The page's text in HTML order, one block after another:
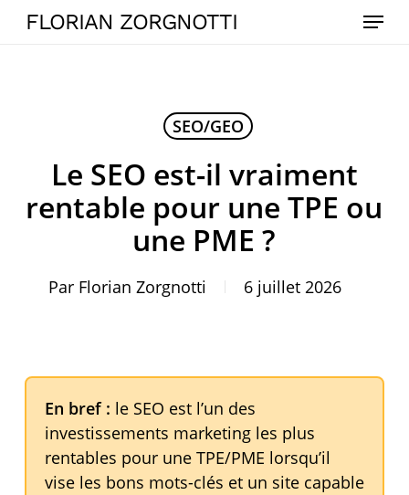
SkipFLORIAN ZORGNOTTI Menu
SEO/GEO
Le SEO est-il vraiment
rentable pour une TPE ou
une PME ?
Par Florian Zorgnotti 6 juillet 2026
En bref : le SEO est l’un des
investissements marketing les plus
rentables pour une TPE/PME lorsqu’il
vise les bons mots-clés et un site capable